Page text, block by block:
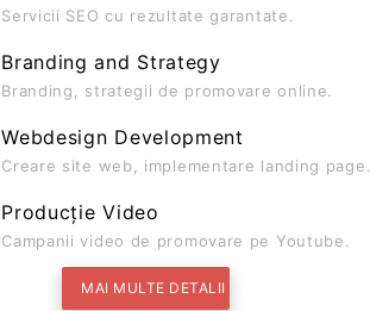
Servicii SEO cu rezultate garantate.
Branding and Strategy
Branding, strategii de promovare online.
Webdesign Development
Creare site web, implementare landing page.
Producție Video
Campanii video de promovare pe Youtube.
MAI MULTE DETALII